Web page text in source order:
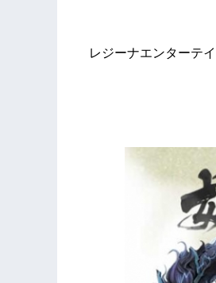
レジーナエンターテ